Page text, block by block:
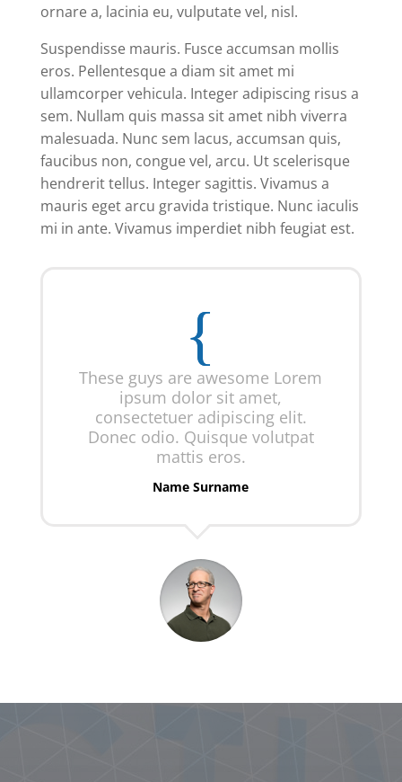
ornare a, lacinia eu, vulputate vel, nisl.
Suspendisse mauris. Fusce accumsan mollis
eros. Pellentesque a diam sit amet mi
ullamcorper vehicula. Integer adipiscing risus a
sem. Nullam quis massa sit amet nibh viverra
malesuada. Nunc sem lacus, accumsan quis,
faucibus non, congue vel, arcu. Ut scelerisque
hendrerit tellus. Integer sagittis. Vivamus a
mauris eget arcu gravida tristique. Nunc iaculis
mi in ante. Vivamus imperdiet nibh feugiat est.
These guys are awesome Lorem
ipsum dolor sit amet,
consectetuer adipiscing elit.
Donec odio. Quisque volutpat
mattis eros.
Name Surname